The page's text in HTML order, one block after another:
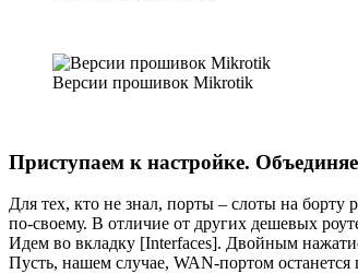
Версии прошивок Mikrotik
Приступаем к настройке.
Для тех, кто не знал, порты – слоты на
по-своему. В отличие от других дешевых
Идем во вкладку [Interfaces]. Двойным
Пусть, нашем случае, WAN-портом